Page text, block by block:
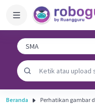
Beranda